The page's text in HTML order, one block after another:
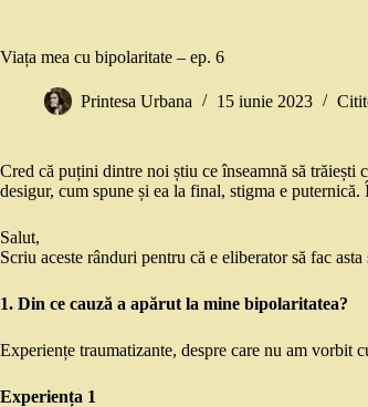
Viața mea cu bipolaritate – ep. 6
Printesa Urbana 15 iunie 2023
Cred că puțini dintre noi știu ce înseamnă să trăiești
desigur, cum spune și ea la final, stigma e
Salut,
Scriu aceste rânduri pentru că e eliberator să fac
1. Din ce cauză a apărut la mine bipolaritatea?
Experiențe traumatizante, despre care nu am vorbit
Experiența 1